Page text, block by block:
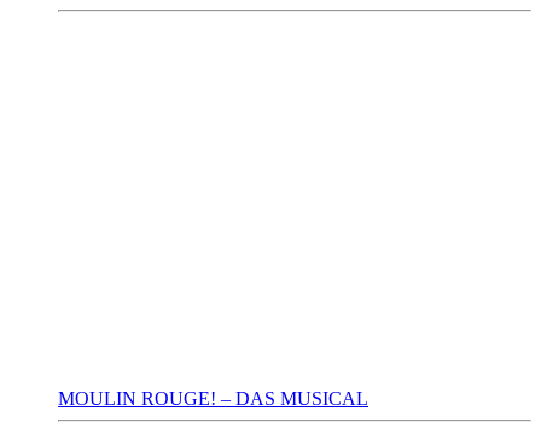
MOULIN ROUGE! – DAS MUSICAL